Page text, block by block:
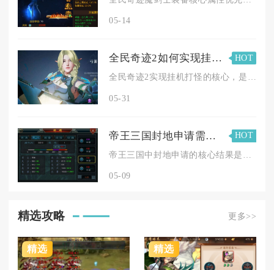
05-14
全民奇迹2如何实现挂机打怪
HOT
05-31
帝王三国封地申请需要注意什么
HOT
05-09
精选攻略 更多>>
精选 精选